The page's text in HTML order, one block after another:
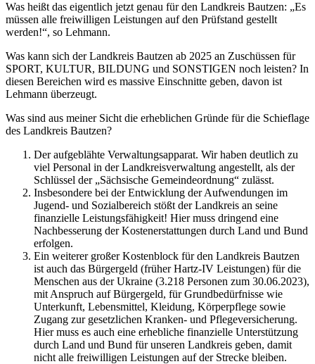
Was heißt das eigentlich jetzt genau für den Landkreis Bautzen: „Es
müssen alle freiwilligen Leistungen auf den Prüfstand gestellt
werden!“, so Lehmann.
Was kann sich der Landkreis Bautzen ab 2025 an Zuschüssen für
SPORT, KULTUR, BILDUNG und SONSTIGEN noch leisten? In
diesen Bereichen wird es massive Einschnitte geben, davon ist
Lehmann überzeugt.
Was sind aus meiner Sicht die erheblichen Gründe für die Schieflage
des Landkreis Bautzen?
Der aufgeblähte Verwaltungsapparat. Wir haben deutlich zu
viel Personal in der Landkreisverwaltung angestellt, als der
Schlüssel der „Sächsische Gemeindeordnung“ zulässt.
Insbesondere bei der Entwicklung der Aufwendungen im
Jugend- und Sozialbereich stößt der Landkreis an seine
finanzielle Leistungsfähigkeit! Hier muss dringend eine
Nachbesserung der Kostenerstattungen durch Land und Bund
erfolgen.
Ein weiterer großer Kostenblock für den Landkreis Bautzen
ist auch das Bürgergeld (früher Hartz-IV Leistungen) für die
Menschen aus der Ukraine (3.218 Personen zum 30.06.2023),
mit Anspruch auf Bürgergeld, für Grundbedürfnisse wie
Unterkunft, Lebensmittel, Kleidung, Körperpflege sowie
Zugang zur gesetzlichen Kranken- und Pflegeversicherung.
Hier muss es auch eine erhebliche finanzielle Unterstützung
durch Land und Bund für unseren Landkreis geben, damit
nicht alle freiwilligen Leistungen auf der Strecke bleiben.